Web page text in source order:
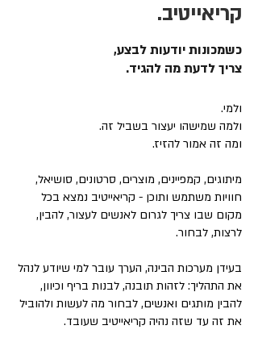
קריאייטיב.
כשמכונות יודעות לבצע,
צריך לדעת מה להגיד.
ולמי.
ולמה שמישהו יעצור בשביל זה.
ומה זה אמור להזיז.
מיתוגים, קמפיינים, מוצרים, סרטונים, סושיאל,
חוויות משתמש ותוכן - קריאייטיב נמצא בכל
מקום שבו צריך לגרום לאנשים לעצור, להבין,
לרצות, לבחור.
בעידן מערכות הבינה, הערך עובר למי שיודע לנהל
את התהליך: לזהות תובנה, לבנות בריף וכיוון,
להבין מותגים ואנשים, לבחור מה לעשות ולהוביל
את זה עד שזה נהיה קריאייטיב שעובד.